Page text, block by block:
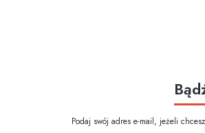
Podaj swój adres e-mail, jeżeli